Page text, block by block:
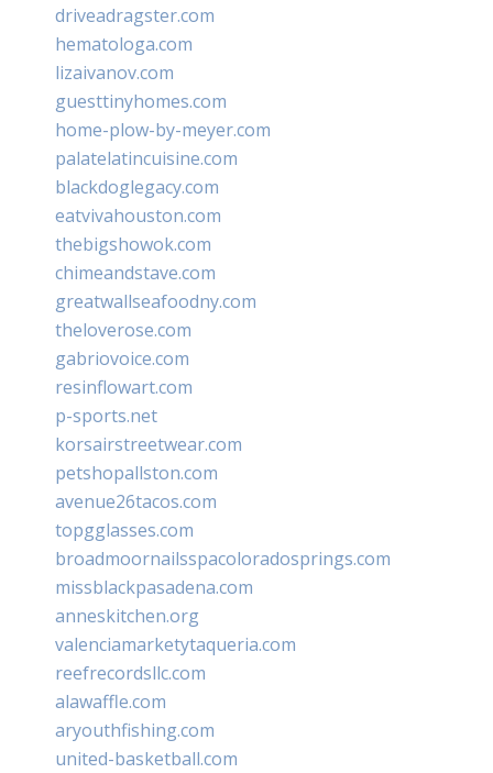
driveadragster.com
hematologa.com
lizaivanov.com
guesttinyhomes.com
home-plow-by-meyer.com
palatelatincuisine.com
blackdoglegacy.com
eatvivahouston.com
thebigshowok.com
chimeandstave.com
greatwallseafoodny.com
theloverose.com
gabriovoice.com
resinflowart.com
p-sports.net
korsairstreetwear.com
petshopallston.com
avenue26tacos.com
topgglasses.com
broadmoornailsspacoloradosprings.com
missblackpasadena.com
anneskitchen.org
valenciamarketytaqueria.com
reefrecordsllc.com
alawaffle.com
aryouthfishing.com
united-basketball.com